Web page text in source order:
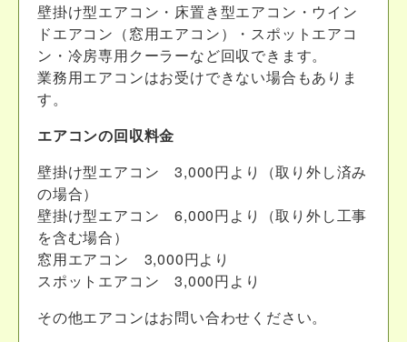
壁掛け型エアコン・床置き型エアコン・ウイン
ドエアコン（窓用エアコン）・スポットエアコ
ン・冷房専用クーラーなど回収できます。
業務用エアコンはお受けできない場合もありま
す。
エアコンの回収料金
壁掛け型エアコン 3,000円より
（取り外し済み
の場合）
壁掛け型エアコン 6,000円より
（取り外し工事
を含む場合）
窓用エアコン 3,000円より
スポットエアコン 3,000円より
その他エアコンはお問い合わせください。